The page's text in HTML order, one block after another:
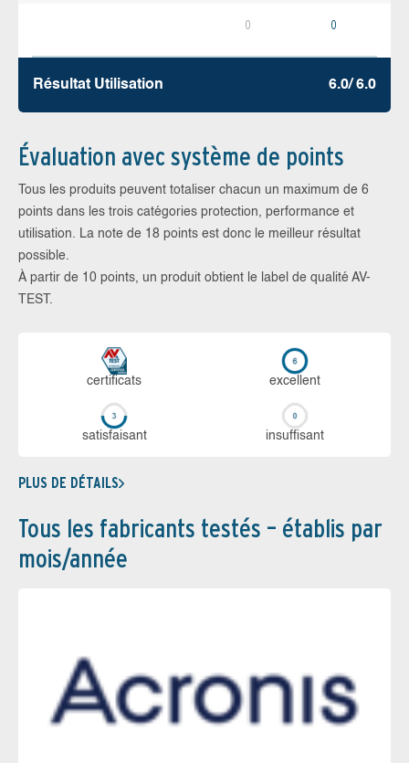
0 0
Résultat Utilisation 6.0/ 6.0
Évaluation avec système de points
Tous les produits peuvent totaliser chacun un maximum de 6
points dans les trois catégories protection, performance et
utilisation. La note de 18 points est donc le meilleur résultat
possible.
À partir de 10 points, un produit obtient le label de qualité AV-
TEST.
certi­ficats ex­cellent
sa­tis­fai­sant in­suf­fi­sant
PLUS DE DÉTAILS
Tous les fabricants testés – établis par
mois/année